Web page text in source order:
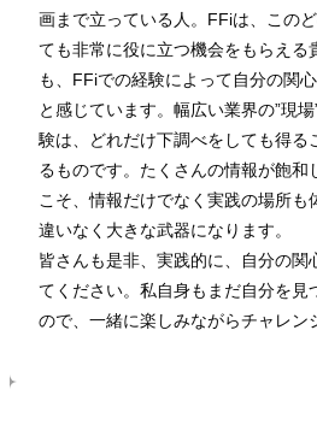
画まで立っている人。FFiは、この
ても非常に役に立つ機会をもらえる
も、FFiでの経験によって自分の関
と感じています。幅広い業界の”現
験は、どれだけ下調べをしても得る
るものです。たくさんの情報が飽和
こそ、情報だけでなく実践の場所も
違いなく大きな武器になります。
皆さんも是非、実践的に、自分の関
てください。私自身もまだ自分を見
ので、一緒に楽しみながらチャレン